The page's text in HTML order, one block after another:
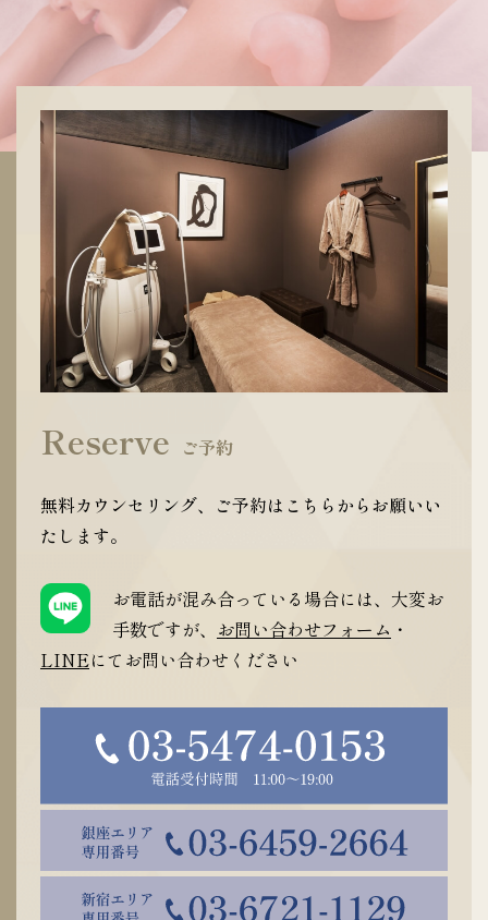
Reserve ご予約
無料カウンセリング、ご予約はこちらからお願いい
たします。
お電話が混み合っている場合には、大変お
手数ですが、 お問い合わせフォーム ・
LINEにてお問い合わせください